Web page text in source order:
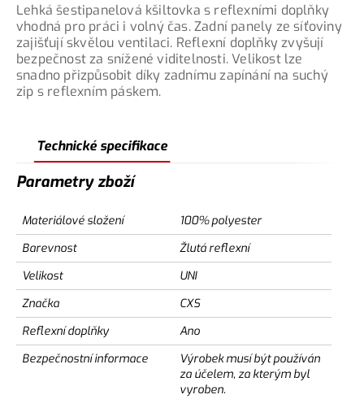
Lehká šestipanelová kšiltovka s reflexními doplňky
vhodná pro práci i volný čas. Zadní panely ze síťoviny
zajišťují skvělou ventilaci. Reflexní doplňky zvyšují
bezpečnost za snížené viditelnosti. Velikost lze
snadno přizpůsobit díky zadnímu zapínání na suchý
zip s reflexním páskem.
Technické specifikace
Parametry zboží
Materiálové složení
100% polyester
Barevnost
Žlutá reflexní
Velikost
UNI
Značka
CXS
Reflexní doplňky
Ano
Bezpečnostní informace
Výrobek musí být používán
za účelem, za kterým byl
vyroben.